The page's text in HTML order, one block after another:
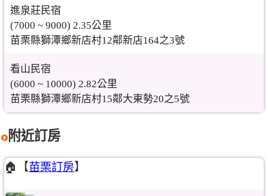
進泉莊民宿
(7000 ~ 9000) 2.35公里
苗栗縣獅潭鄉新店村12鄰新店164之3號
看山民宿
(6000 ~ 10000) 2.82公里
苗栗縣獅潭鄉新店村15鄰大東勢20之5號
附近訂房
🏠【苗栗訂房】